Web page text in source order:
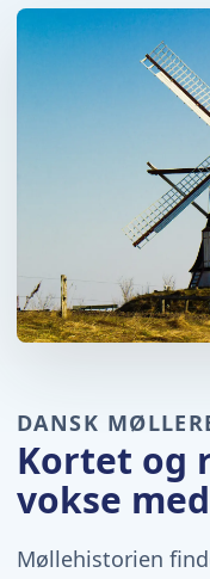
DANSK
Kortet og
vokse
Møllehistorien